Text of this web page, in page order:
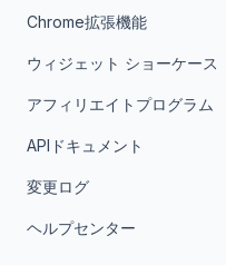
Chrome拡張機能
ウィジェット ショーケース
アフィリエイトプログラム
APIドキュメント
変更ログ
ヘルプセンター